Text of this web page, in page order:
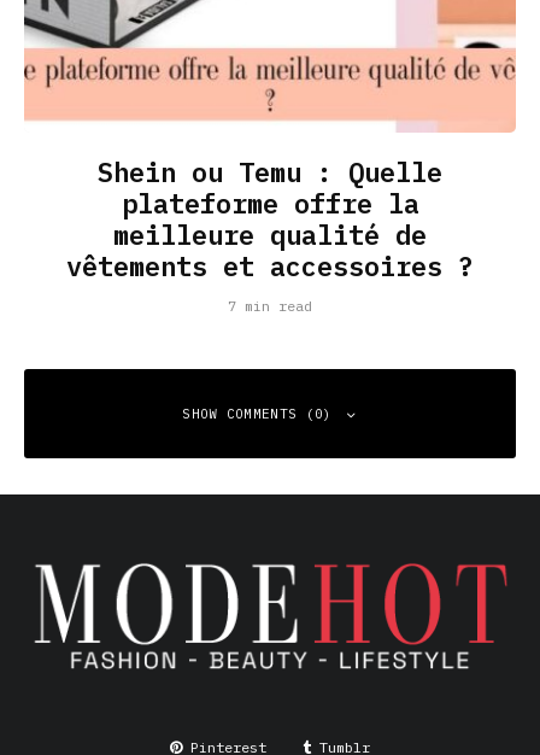
Shein ou Temu : Quelle
plateforme offre la
meilleure qualité de
vêtements et accessoires ?
7 min read
SHOW COMMENTS (0)
Your email address will not be published.
Required fields
are marked *
Comment*
Pinterest Tumblr